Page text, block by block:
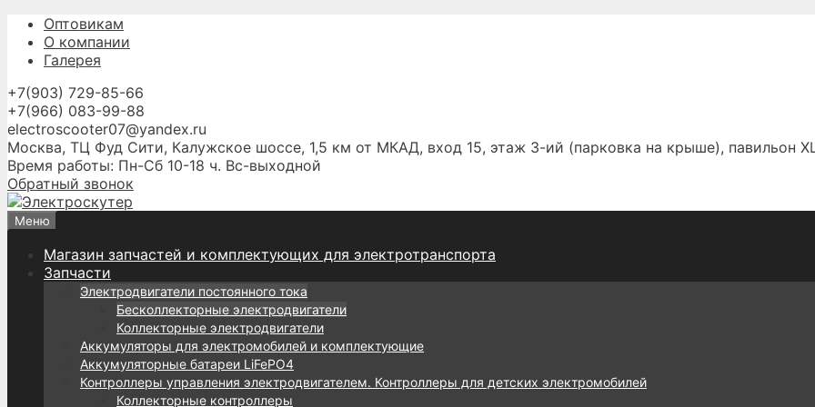
Перейти
содержимому
Оптовикам
О компании
Галерея
+7(903) 729-85-66
+7(966) 083-99-88
electroscooter07@yandex.ru
Москва, ТЦ Фуд Сити, Калужское шоссе, 1,5 км от МКАД, вход 15, этаж 3-ий (парковка на крыше), павильон
Время работы: Пн-Сб 10-18 ч. Вс-выходной
Обратный звонок
Меню
Магазин запчастей и комплектующих для электротранспорта
Запчасти
Электродвигатели постоянного тока
Бесколлекторные электродвигатели
Коллекторные электродвигатели
Аккумуляторы для электромобилей и комплектующие
Аккумуляторные батареи LiFePO4
Контроллеры управления электродвигателем. Контроллеры для детских электромобилей
Коллекторные контроллеры